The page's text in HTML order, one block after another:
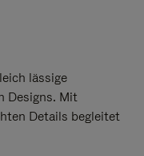
lässige
Designs. Mit
Details begleitet